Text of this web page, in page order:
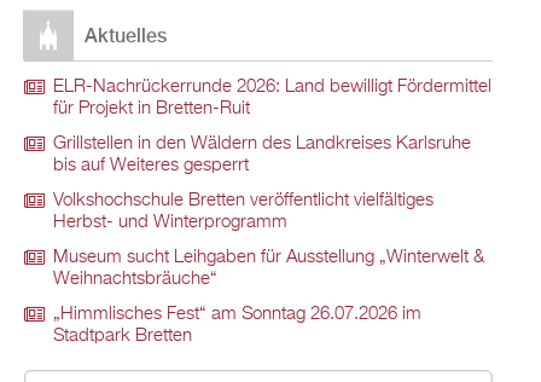
Aktuelles
ELR-Nachrückerrunde 2026: Land bewilligt Fördermittel
für Projekt in Bretten-Ruit
Grillstellen in den Wäldern des Landkreises Karlsruhe
bis auf Weiteres gesperrt
Volkshochschule Bretten veröffentlicht vielfältiges
Herbst- und Winterprogramm
Museum sucht Leihgaben für Ausstellung „Winterwelt &
Weihnachtsbräuche“
„Himmlisches Fest“ am Sonntag 26.07.2026 im
Stadtpark Bretten